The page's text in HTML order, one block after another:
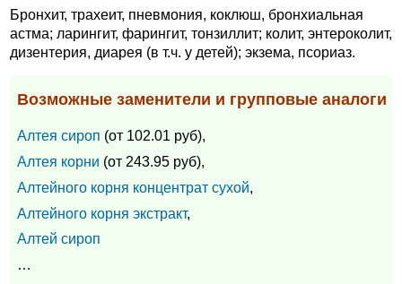
Бронхит, трахеит, пневмония, коклюш, бронхиальная
астма; ларингит, фарингит, тонзиллит; колит, энтероколит,
дизентерия, диарея (в т.ч. у детей); экзема, псориаз.
Возможные заменители и групповые аналоги
Алтея сироп (от 102.01 руб),
Алтея корни (от 243.95 руб),
Алтейного корня концентрат сухой,
Алтейного корня экстракт,
Алтей сироп
…